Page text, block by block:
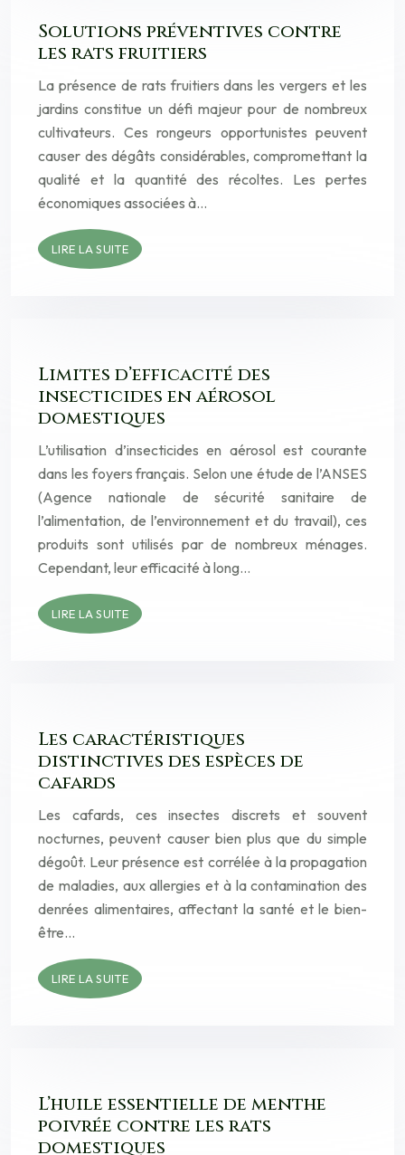
Solutions préventives contre
les rats fruitiers
La présence de rats fruitiers dans les vergers et les
jardins constitue un défi majeur pour de nombreux
cultivateurs. Ces rongeurs opportunistes peuvent
causer des dégâts considérables, compromettant la
qualité et la quantité des récoltes. Les pertes
économiques associées à…
LIRE LA SUITE
Limites d’efficacité des
insecticides en aérosol
domestiques
L’utilisation d’insecticides en aérosol est courante
dans les foyers français. Selon une étude de l’ANSES
(Agence nationale de sécurité sanitaire de
l’alimentation, de l’environnement et du travail), ces
produits sont utilisés par de nombreux ménages.
Cependant, leur efficacité à long…
LIRE LA SUITE
Les caractéristiques
distinctives des espèces de
cafards
Les cafards, ces insectes discrets et souvent
nocturnes, peuvent causer bien plus que du simple
dégoût. Leur présence est corrélée à la propagation
de maladies, aux allergies et à la contamination des
denrées alimentaires, affectant la santé et le bien-
être…
LIRE LA SUITE
L’huile essentielle de menthe
poivrée contre les rats
domestiques